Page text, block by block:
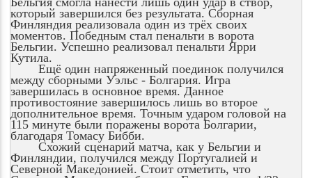
который завершился без результата. Сборная
Финляндия реализовала один из трёх своих
моментов. Победным стал пенальти в ворота
Бельгии. Успешно реализовал пенальти Ярри
Кутила.
Ещё один напряженный поединок получился
между сборными Уэльс - Болгария. Игра
завершилась в основное время. Данное
противостояние завершилось лишь во второе
дополнительное время. Точным ударом головой на
115 минуте были поражены ворота Болгарии,
благодаря Томасу Бибби.
Схожий сценарий матча, как у Бельгии и
Финляндии, получился между Португалией и
Северной Македонией. Стоит отметить, что